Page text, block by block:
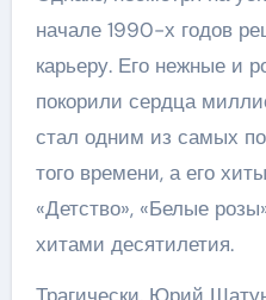
начале 1990-х годов
карьеру. Его нежные и
покорили сердца
стал одним из самых
того времени, а его
«Детство», «Белые
хитами десятилетия.
Трагически, Юрий